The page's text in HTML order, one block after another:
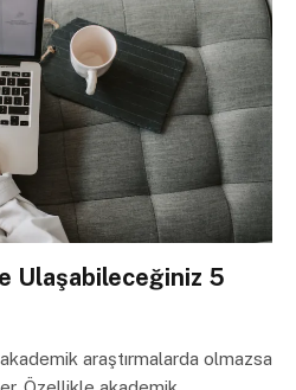
Ulaşabileceğiniz 5
araştırmalarda olmazsa